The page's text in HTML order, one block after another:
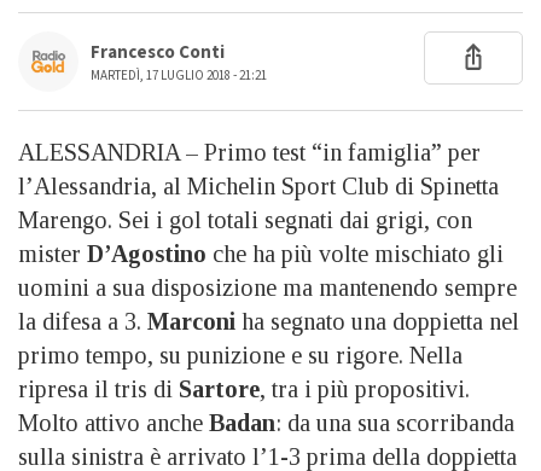
Francesco Conti
MARTEDÌ, 17 LUGLIO 2018 - 21:21
ALESSANDRIA – Primo test “in famiglia” per
l’Alessandria, al Michelin Sport Club di Spinetta
Marengo. Sei i gol totali segnati dai grigi, con
mister D’Agostino che ha più volte mischiato gli
uomini a sua disposizione ma mantenendo sempre
la difesa a 3. Marconi ha segnato una doppietta nel
primo tempo, su punizione e su rigore. Nella
ripresa il tris di Sartore, tra i più propositivi.
Molto attivo anche Badan: da una sua scorribanda
sulla sinistra è arrivato l’1-3 prima della doppietta